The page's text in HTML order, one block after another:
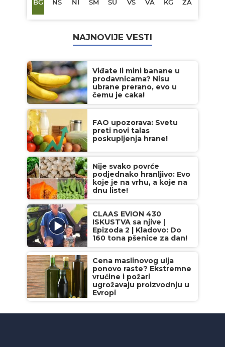
BG NS NI SM SU VŠ VA KG ZA
NAJNOVIJE VESTI
Viđate li mini banane u
prodavnicama? Nisu
ubrane prerano, evo u
čemu je caka!
FAO upozorava: Svetu
preti novi talas
poskupljenja hrane!
Nije svako povrće
podjednako hranljivo: Evo
koje je na vrhu, a koje na
dnu liste!
CLAAS EVION 430
ISKUSTVA sa njive |
Epizoda 2 | Kladovo: Do
160 tona pšenice za dan!
Cena maslinovog ulja
ponovo raste? Ekstremne
vrućine i požari
ugrožavaju proizvodnju u
Evropi